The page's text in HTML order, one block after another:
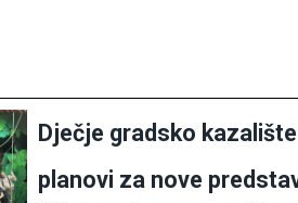
Dječje gradsko
planovi za nove